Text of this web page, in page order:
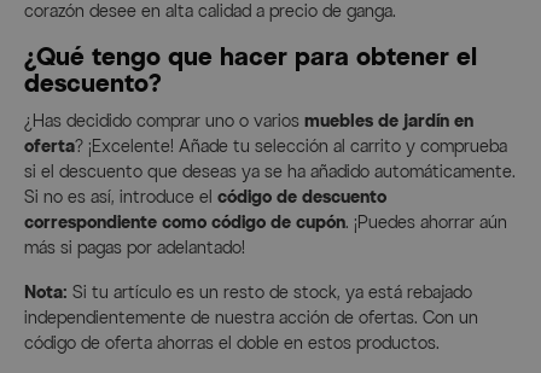
corazón desee en alta calidad a precio de ganga.
¿Qué tengo que hacer para obtener el
descuento?
¿Has decidido comprar uno o varios muebles de jardín en
oferta? ¡Excelente! Añade tu selección al carrito y comprueba
si el descuento que deseas ya se ha añadido automáticamente.
Si no es así, introduce el código de descuento
correspondiente como código de cupón. ¡Puedes ahorrar aún
más si pagas por adelantado!
Nota: Si tu artículo es un resto de stock, ya está rebajado
independientemente de nuestra acción de ofertas. Con un
código de oferta ahorras el doble en estos productos.